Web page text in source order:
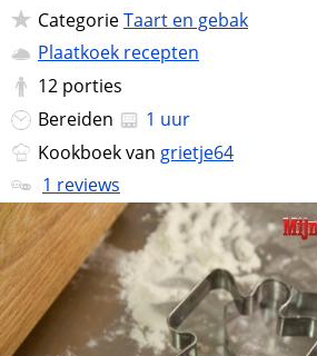
CategorieTaart en gebak
Plaatkoek recepten
12 porties
Bereiden
1 uur
Kookboek van grietje64
1 reviews